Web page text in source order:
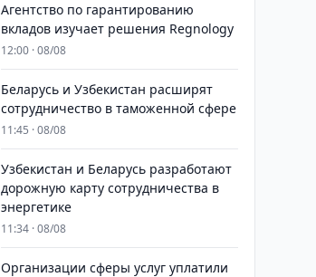
Агентство по гарантированию
вкладов изучает решения Regnology
12:00 · 08/08
Беларусь и Узбекистан расширят
сотрудничество в таможенной сфере
11:45 · 08/08
Узбекистан и Беларусь разработают
дорожную карту сотрудничества в
энергетике
11:34 · 08/08
Организации сферы услуг уплатили